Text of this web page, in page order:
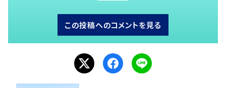
この投稿へのコメントを見る